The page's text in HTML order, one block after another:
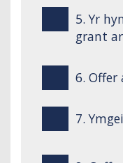
5. Yr
grant
6. Offer
7.